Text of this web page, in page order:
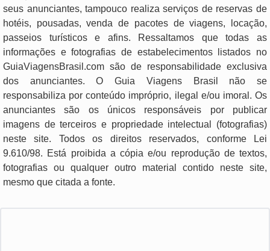
seus anunciantes, tampouco realiza serviços de reservas de
hotéis, pousadas, venda de pacotes de viagens, locação,
passeios turísticos e afins. Ressaltamos que todas as
informações e fotografias de estabelecimentos listados no
GuiaViagensBrasil.com são de responsabilidade exclusiva
dos anunciantes. O Guia Viagens Brasil não se
responsabiliza por conteúdo impróprio, ilegal e/ou imoral. Os
anunciantes são os únicos responsáveis por publicar
imagens de terceiros e propriedade intelectual (fotografias)
neste site. Todos os direitos reservados, conforme Lei
9.610/98. Está proibida a cópia e/ou reprodução de textos,
fotografias ou qualquer outro material contido neste site,
mesmo que citada a fonte.